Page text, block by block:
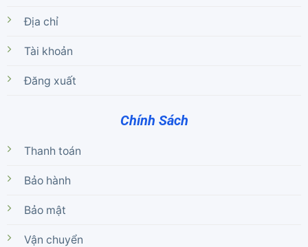
Địa chỉ
Tài khoản
Đăng xuất
Chính Sách
Thanh toán
Bảo hành
Bảo mật
Vận chuyển